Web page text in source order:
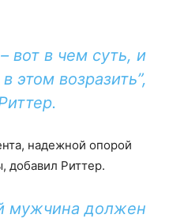
вот в чем суть, и
этом возразить”,
надежной опорой
добавил Риттер.
мужчина должен